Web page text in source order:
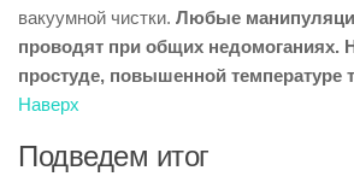
вакуумной чистки. Любые
проводят при общих недомоганиях.
простуде, повышенной температуре
Наверх
Подведем итог